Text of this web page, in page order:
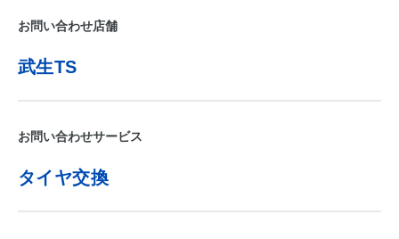
お問い合わせ店舗
武生TS
お問い合わせサービス
タイヤ交換